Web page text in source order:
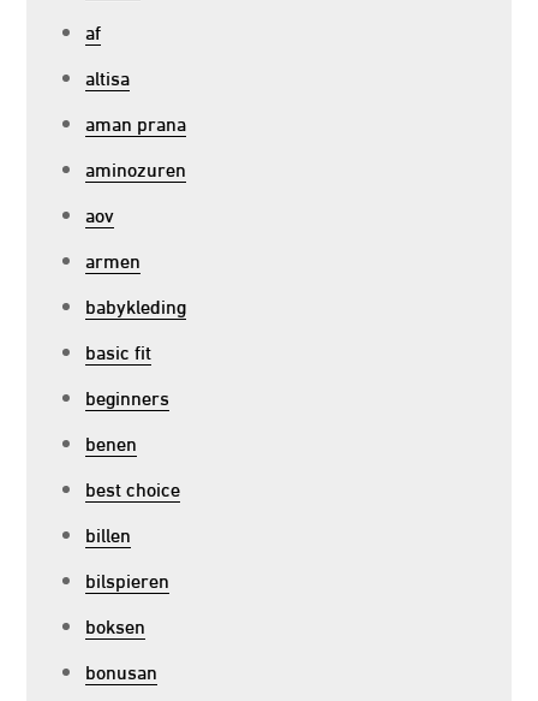
af
altisa
aman prana
aminozuren
aov
armen
babykleding
basic fit
beginners
benen
best choice
billen
bilspieren
boksen
bonusan